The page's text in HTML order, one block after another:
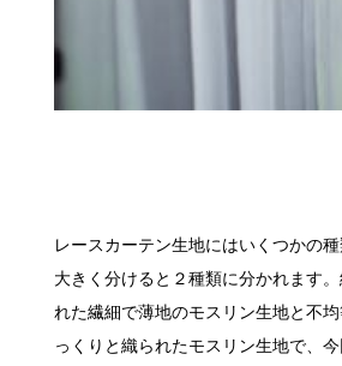
レースカーテン生地にはいくつかの種
大きく分けると２種類に分かれます
れた繊細で薄地のモスリン生地と不
っくりと織られたモスリン生地で、